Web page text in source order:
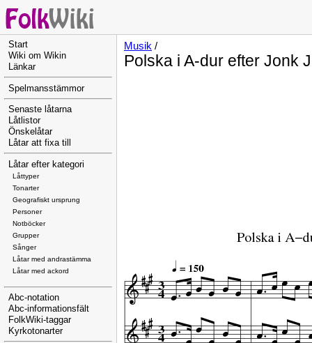
Start
Wiki om Wikin
Länkar
Spelmansstämmor
Senaste låtarna
Låtlistor
Önskelåtar
Låtar att fixa till
Låtar efter kategori
Låttyper
Tonarter
Geografiskt ursprung
Personer
Notböcker
Grupper
Sånger
Låtar med andrastämma
Låtar med ackord
Abc-notation
Abc-informationsfält
FolkWiki-taggar
Kyrkotonarter
Musik /
Polska i A-dur efter Jonk